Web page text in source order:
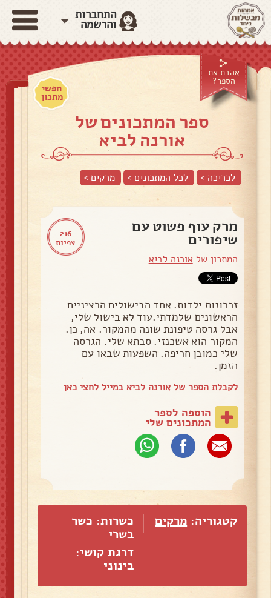
התחברות
והרשמה
אהבת את
הספר?
חפשי
מתכון
ספר המתכונים של
אורנה לביא
לכריכה > לכל המתכונים > מרקים>
216
צפיות
מרק עוף פשוט עם
שיפורים
המתכון של אורנה לביא
זכרונות ילדות. אחד הבישולים הרציניים
הראשונים שלמדתי.עוד לא בישול שלי,
אבל גרסה טיפונת שונה מהמקור. אה, כן.
המקור הוא אשכנזי. סבתא שלי. הגרסה
שלי כמובן חריפה. השפעות שבאו עם
הזמן.
לקבלת הספר של אורנה לביא במייללחצי כאן
הוספה לספר
המתכונים שלי
קטגוריה: מרקים
כשרות: כשר
בשרי
דרגת קושי:
בינוני